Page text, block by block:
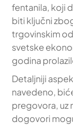
fentanila, koji
biti ključni
trgovinskim
svetske
godina
Detaljniji
navedeno,
pregovora, uz
dogovori